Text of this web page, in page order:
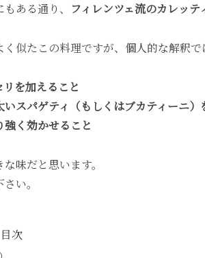
ある通り、 フィレンツェ流のカレッテ
似たこの料理ですが、個人的な解釈で
リを加えること
いスパゲティ（もしくはブカティーニ）
強く効かせること
味だと思います。
い。
目次